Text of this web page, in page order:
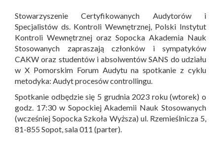
Stowarzyszenie Certyfikowanych Audytorów i
Specjalistów ds. Kontroli Wewnętrznej, Polski Instytut
Kontroli Wewnętrznej oraz Sopocka Akademia Nauk
Stosowanych zapraszają członków i sympatyków
CAKW oraz studentów i absolwentów SANS do udziału
w X Pomorskim Forum Audytu na spotkanie z cyklu
metodyka: Audyt procesów controllingu.
Spotkanie odbędzie się 5 grudnia 2023 roku (wtorek) o
godz. 17:30 w Sopockiej Akademii Nauk Stosowanych
(wcześniej Sopocka Szkoła Wyższa) ul. Rzemieślnicza 5,
81-855 Sopot, sala 011 (parter).